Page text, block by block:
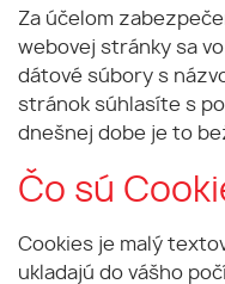
Za účelom
webovej stránky sa
dátové súbory s
stránok súhlasíte s
dnešnej dobe je to
Čo sú
Cookies je malý
ukladajú do vášho